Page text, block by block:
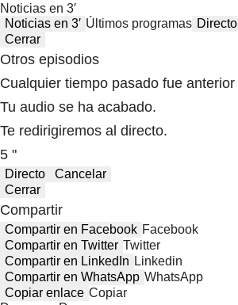
Noticias en 3′
Noticias en 3′ Últimos programas Directo
Cerrar
Otros episodios
Cualquier tiempo pasado fue anterior
Tu audio se ha acabado.
Te redirigiremos al directo.
5 "
Directo
Cancelar
Cerrar
Compartir
Compartir en Facebook Facebook
Compartir en Twitter Twitter
Compartir en LinkedIn Linkedin
Compartir en WhatsApp WhatsApp
Copiar enlace Copiar